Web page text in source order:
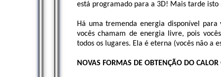
está programado para a 3D! Mais tarde isto
Há uma tremenda energia disponível
vocês chamam de energia livre, pois
todos os lugares. Ela é eterna (vocês não a
NOVAS FORMAS DE OBTENÇÃO DO CALOR